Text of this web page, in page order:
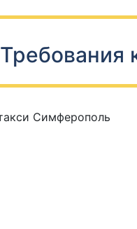
Требования